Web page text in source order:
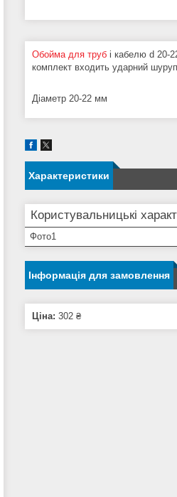
Обойма для труб і кабелю d 20-
комплект входить ударний шуруп.
Діаметр 20-22 мм
Характеристики
Користувальницькі
Фото1
Інформація для замовлення
Ціна: 302 ₴